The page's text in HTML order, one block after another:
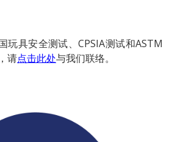
玩具安全测试、CPSIA测试和ASTM
请点击此处与我们联络。